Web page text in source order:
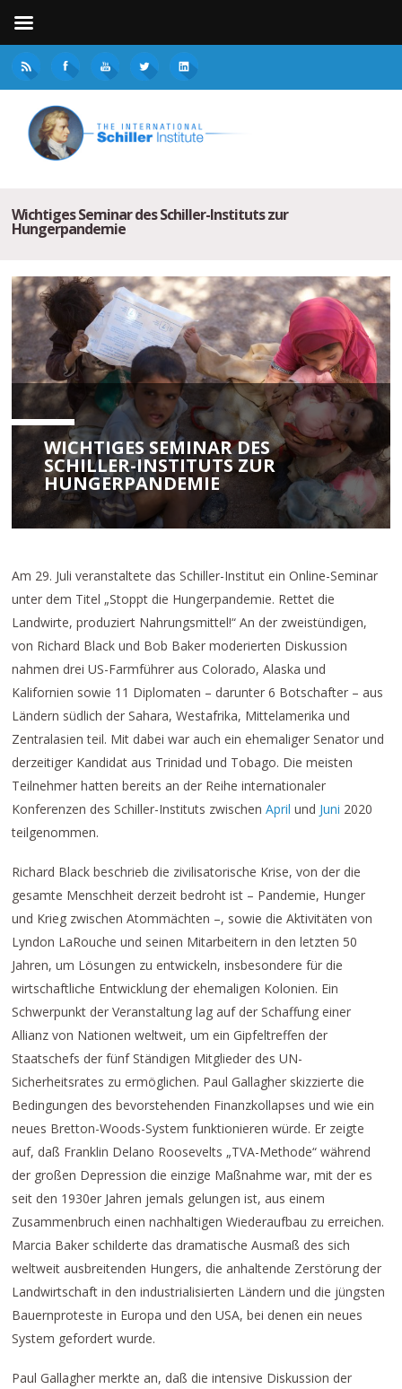
Wichtiges Seminar des Schiller-Instituts zur
Hungerpandemie
WICHTIGES SEMINAR DES
SCHILLER-INSTITUTS ZUR
HUNGERPANDEMIE
Am 29. Juli veranstaltete das Schiller-Institut ein Online-Seminar
unter dem Titel „Stoppt die Hungerpandemie. Rettet die
Landwirte, produziert Nahrungsmittel!“ An der zweistündigen,
von Richard Black und Bob Baker moderierten Diskussion
nahmen drei US-Farmführer aus Colorado, Alaska und
Kalifornien sowie 11 Diplomaten – darunter 6 Botschafter – aus
Ländern südlich der Sahara, Westafrika, Mittelamerika und
Zentralasien teil. Mit dabei war auch ein ehemaliger Senator und
derzeitiger Kandidat aus Trinidad und Tobago. Die meisten
Teilnehmer hatten bereits an der Reihe internationaler
Konferenzen des Schiller-Instituts zwischenApril und Juni 2020
teilgenommen.
Richard Black beschrieb die zivilisatorische Krise, von der die
gesamte Menschheit derzeit bedroht ist – Pandemie, Hunger
und Krieg zwischen Atommächten –, sowie die Aktivitäten von
Lyndon LaRouche und seinen Mitarbeitern in den letzten 50
Jahren, um Lösungen zu entwickeln, insbesondere für die
wirtschaftliche Entwicklung der ehemaligen Kolonien. Ein
Schwerpunkt der Veranstaltung lag auf der Schaffung einer
Allianz von Nationen weltweit, um ein Gipfeltreffen der
Staatschefs der fünf Ständigen Mitglieder des UN-
Sicherheitsrates zu ermöglichen. Paul Gallagher skizzierte die
Bedingungen des bevorstehenden Finanzkollapses und wie ein
neues Bretton-Woods-System funktionieren würde. Er zeigte
auf, daß Franklin Delano Roosevelts „TVA-Methode“ während
der großen Depression die einzige Maßnahme war, mit der es
seit den 1930er Jahren jemals gelungen ist, aus einem
Zusammenbruch einen nachhaltigen Wiederaufbau zu erreichen.
Marcia Baker schilderte das dramatische Ausmaß des sich
weltweit ausbreitenden Hungers, die anhaltende Zerstörung der
Landwirtschaft in den industrialisierten Ländern und die jüngsten
Bauernproteste in Europa und den USA, bei denen ein neues
System gefordert wurde.
Paul Gallagher merkte an, daß die intensive Diskussion der